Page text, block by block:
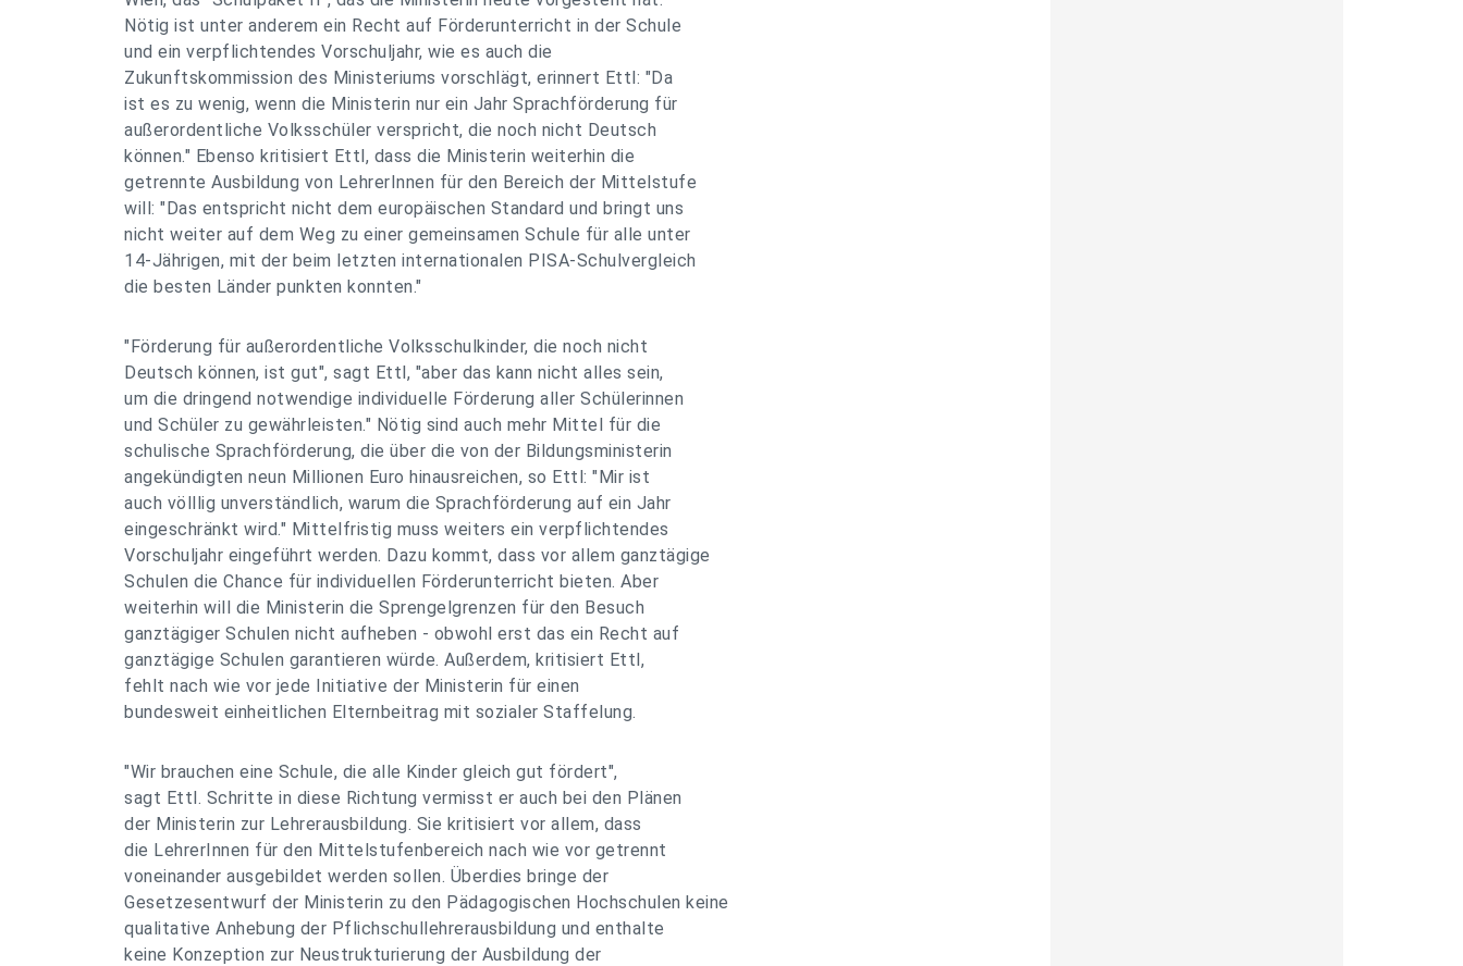
Nötig ist unter anderem ein Recht auf Förderunterricht in der Schule
und ein verpflichtendes Vorschuljahr, wie es auch die
Zukunftskommission des Ministeriums vorschlägt, erinnert Ettl: "Da
ist es zu wenig, wenn die Ministerin nur ein Jahr Sprachförderung für
außerordentliche Volksschüler verspricht, die noch nicht Deutsch
können." Ebenso kritisiert Ettl, dass die Ministerin weiterhin die
getrennte Ausbildung von LehrerInnen für den Bereich der Mittelstufe
will: "Das entspricht nicht dem europäischen Standard und bringt uns
nicht weiter auf dem Weg zu einer gemeinsamen Schule für alle unter
14-Jährigen, mit der beim letzten internationalen PISA-Schulvergleich
die besten Länder punkten konnten."
"Förderung für außerordentliche Volksschulkinder, die noch nicht
Deutsch können, ist gut", sagt Ettl, "aber das kann nicht alles sein,
um die dringend notwendige individuelle Förderung aller Schülerinnen
und Schüler zu gewährleisten." Nötig sind auch mehr Mittel für die
schulische Sprachförderung, die über die von der Bildungsministerin
angekündigten neun Millionen Euro hinausreichen, so Ettl: "Mir ist
auch völllig unverständlich, warum die Sprachförderung auf ein Jahr
eingeschränkt wird." Mittelfristig muss weiters ein verpflichtendes
Vorschuljahr eingeführt werden. Dazu kommt, dass vor allem ganztägige
Schulen die Chance für individuellen Förderunterricht bieten. Aber
weiterhin will die Ministerin die Sprengelgrenzen für den Besuch
ganztägiger Schulen nicht aufheben - obwohl erst das ein Recht auf
ganztägige Schulen garantieren würde. Außerdem, kritisiert Ettl,
fehlt nach wie vor jede Initiative der Ministerin für einen
bundesweit einheitlichen Elternbeitrag mit sozialer Staffelung.
"Wir brauchen eine Schule, die alle Kinder gleich gut fördert",
sagt Ettl. Schritte in diese Richtung vermisst er auch bei den Plänen
der Ministerin zur Lehrerausbildung. Sie kritisiert vor allem, dass
die LehrerInnen für den Mittelstufenbereich nach wie vor getrennt
voneinander ausgebildet werden sollen. Überdies bringe der
Gesetzesentwurf der Ministerin zu den Pädagogischen Hochschulen keine
qualitative Anhebung der Pflichschullehrerausbildung und enthalte
keine Konzeption zur Neustrukturierung der Ausbildung der